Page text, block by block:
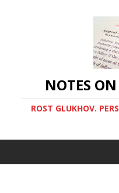
NOTES
ROST GLUKHOV.